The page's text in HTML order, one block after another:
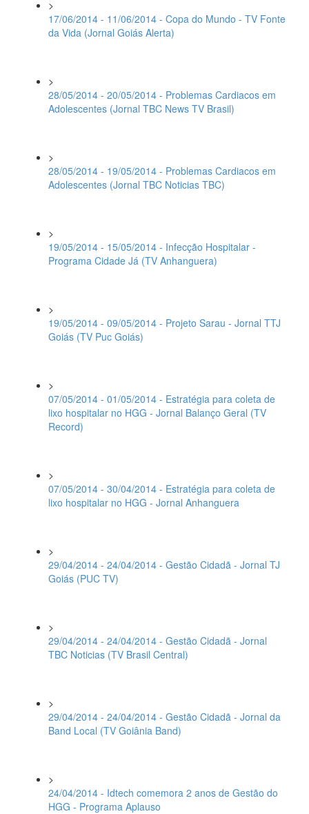
>
17/06/2014 - 11/06/2014 - Copa do Mundo - TV Fonte
da Vida (Jornal Goiás Alerta)
>
28/05/2014 - 20/05/2014 - Problemas Cardiacos em
Adolescentes (Jornal TBC News TV Brasil)
>
28/05/2014 - 19/05/2014 - Problemas Cardiacos em
Adolescentes (Jornal TBC Noticias TBC)
>
19/05/2014 - 15/05/2014 - Infecção Hospitalar -
Programa Cidade Já (TV Anhanguera)
>
19/05/2014 - 09/05/2014 - Projeto Sarau - Jornal TTJ
Goiás (TV Puc Goiás)
>
07/05/2014 - 01/05/2014 - Estratégia para coleta de
lixo hospitalar no HGG - Jornal Balanço Geral (TV
Record)
>
07/05/2014 - 30/04/2014 - Estratégia para coleta de
lixo hospitalar no HGG - Jornal Anhanguera
>
29/04/2014 - 24/04/2014 - Gestão Cidadã - Jornal TJ
Goiás (PUC TV)
>
29/04/2014 - 24/04/2014 - Gestão Cidadã - Jornal
TBC Noticias (TV Brasil Central)
>
29/04/2014 - 24/04/2014 - Gestão Cidadã - Jornal da
Band Local (TV Goiânia Band)
>
24/04/2014 - Idtech comemora 2 anos de Gestão do
HGG - Programa Aplauso